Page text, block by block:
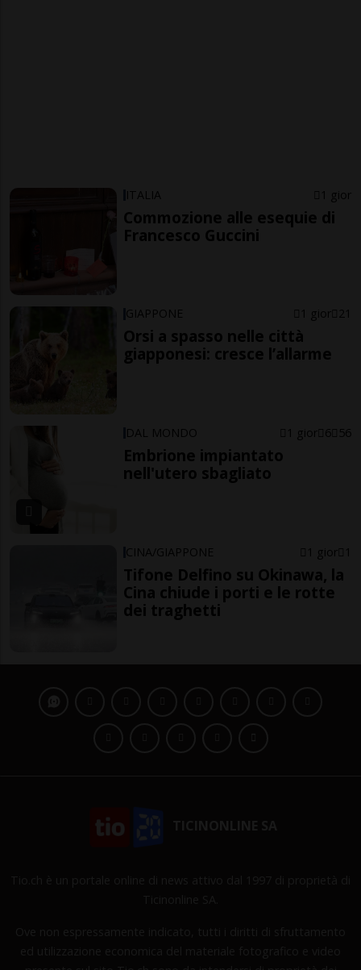
ITALIA 1 gior
Commozione alle esequie di
Francesco Guccini
GIAPPONE 1 gior 21
Orsi a spasso nelle città
giapponesi: cresce l’allarme
DAL MONDO 1 gior 6 56
Embrione impiantato
nell'utero sbagliato
CINA/GIAPPONE 1 gior 1
Tifone Delfino su Okinawa, la
Cina chiude i porti e le rotte
dei traghetti